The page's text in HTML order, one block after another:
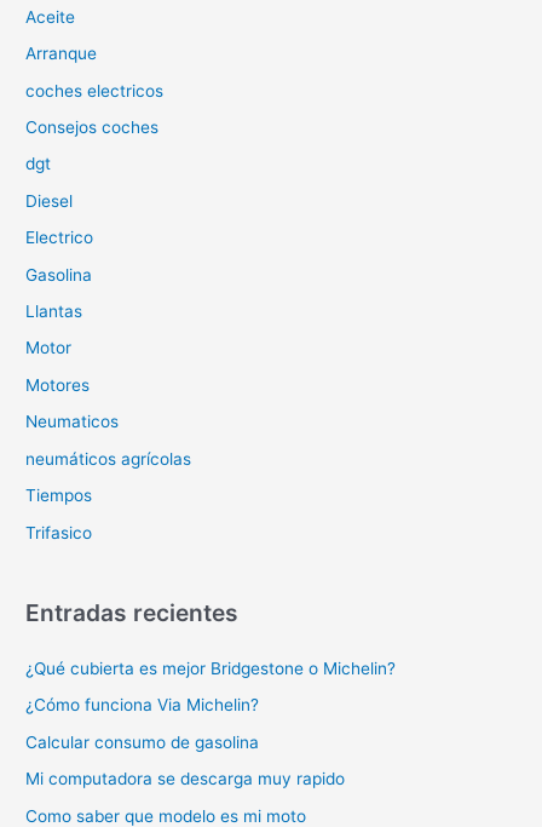
r
p
o
Aceite
Arranque
coches electricos
Consejos coches
dgt
Diesel
Electrico
Gasolina
Llantas
Motor
Motores
Neumaticos
neumáticos agrícolas
Tiempos
Trifasico
Entradas recientes
¿Qué cubierta es mejor Bridgestone o Michelin?
¿Cómo funciona Via Michelin?
Calcular consumo de gasolina
Mi computadora se descarga muy rapido
Como saber que modelo es mi moto